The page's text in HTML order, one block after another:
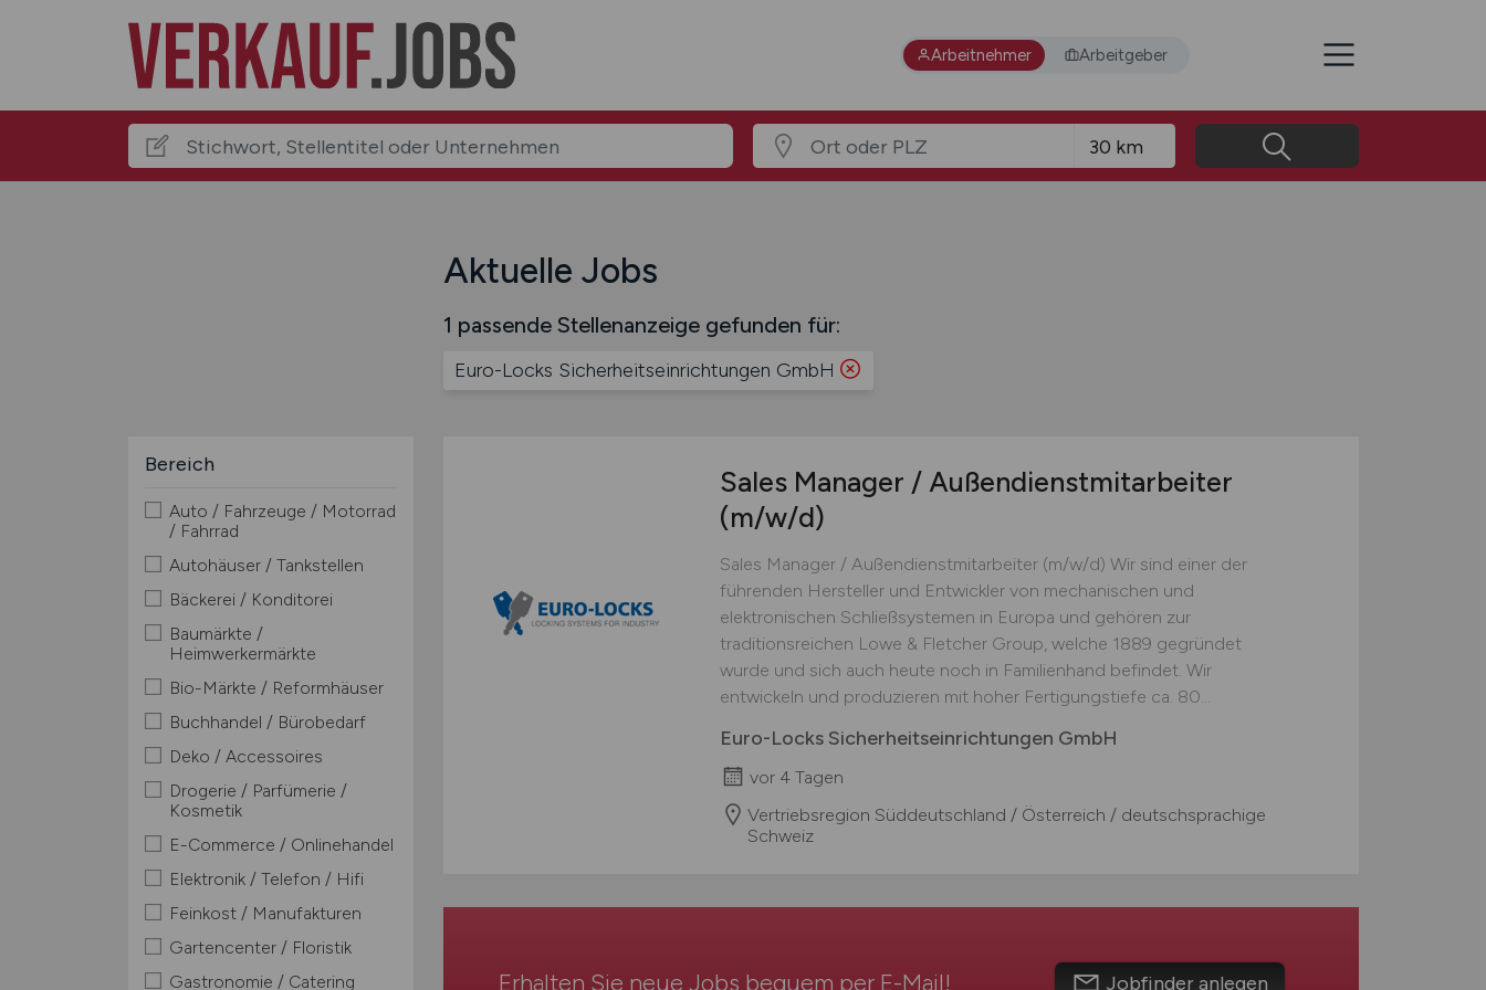
Arbeitnehmer Arbeitgeber
Aktuelle Jobs
1 passende Stellenanzeige gefunden für:
Euro-Locks Sicherheitseinrichtungen GmbH
Bereich
Auto / Fahrzeuge / Motorrad
/ Fahrrad
Autohäuser / Tankstellen
Bäckerei / Konditorei
Baumärkte /
Heimwerkermärkte
Bio-Märkte / Reformhäuser
Buchhandel / Bürobedarf
Deko / Accessoires
Drogerie / Parfümerie /
Kosmetik
E-Commerce / Onlinehandel
Elektronik / Telefon / Hifi
Feinkost / Manufakturen
Gartencenter / Floristik
Gastronomie / Catering
Sales Manager / Außendienstmitarbeiter
(m/w/d)
Sales Manager / Außendienstmitarbeiter (m/w/d) Wir sind einer der
führenden Hersteller und Entwickler von mechanischen und
elektronischen Schließsystemen in Europa und gehören zur
traditionsreichen Lowe & Fletcher Group, welche 1889 gegründet
wurde und sich auch heute noch in Familienhand befindet. Wir
entwickeln und produzieren mit hoher Fertigungstiefe ca. 80...
Euro-Locks Sicherheitseinrichtungen GmbH
vor 4 Tagen
Vertriebsregion Süddeutschland / Österreich / deutschsprachige
Schweiz
Erhalten Sie neue Jobs bequem per E-Mail! Jobfinder anlegen